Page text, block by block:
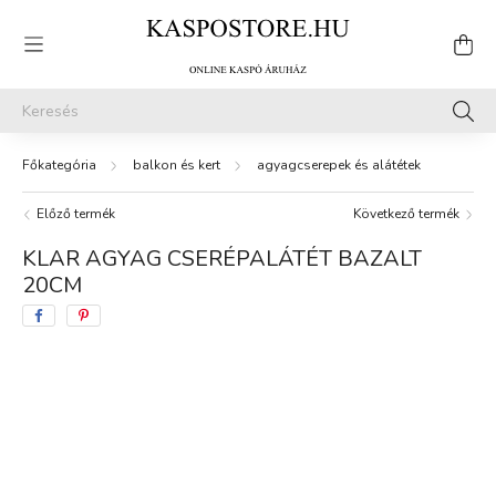
balkon és kert agyagcserepek és alátétek
Előző termék Következő termék
KLAR AGYAG CSERÉPALÁTÉT BAZALT
20CM